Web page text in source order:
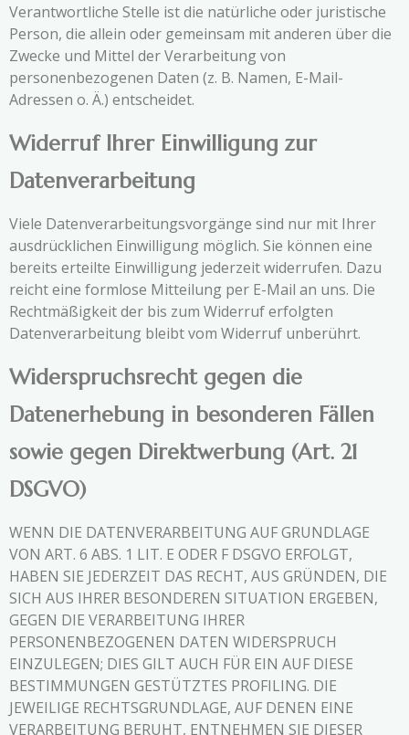
Verantwortliche Stelle ist die natürliche oder juristische
Person, die allein oder gemeinsam mit anderen über die
Zwecke und Mittel der Verarbeitung von
personenbezogenen Daten (z. B. Namen, E-Mail-
Adressen o. Ä.) entscheidet.
Widerruf Ihrer Einwilligung zur
Datenverarbeitung
Viele Datenverarbeitungsvorgänge sind nur mit Ihrer
ausdrücklichen Einwilligung möglich. Sie können eine
bereits erteilte Einwilligung jederzeit widerrufen. Dazu
reicht eine formlose Mitteilung per E-Mail an uns. Die
Rechtmäßigkeit der bis zum Widerruf erfolgten
Datenverarbeitung bleibt vom Widerruf unberührt.
Widerspruchsrecht gegen die
Datenerhebung in besonderen Fällen
sowie gegen Direktwerbung (Art. 21
DSGVO)
WENN DIE DATENVERARBEITUNG AUF GRUNDLAGE
VON ART. 6 ABS. 1 LIT. E ODER F DSGVO ERFOLGT,
HABEN SIE JEDERZEIT DAS RECHT, AUS GRÜNDEN, DIE
SICH AUS IHRER BESONDEREN SITUATION ERGEBEN,
GEGEN DIE VERARBEITUNG IHRER
PERSONENBEZOGENEN DATEN WIDERSPRUCH
EINZULEGEN; DIES GILT AUCH FÜR EIN AUF DIESE
BESTIMMUNGEN GESTÜTZTES PROFILING. DIE
JEWEILIGE RECHTSGRUNDLAGE, AUF DENEN EINE
VERARBEITUNG BERUHT, ENTNEHMEN SIE DIESER